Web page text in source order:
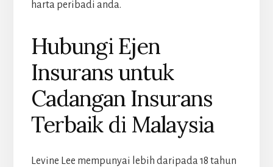
harta peribadi anda.
Hubungi Ejen
Insurans untuk
Cadangan Insurans
Terbaik di Malaysia
Levine Lee mempunyai lebih daripada 18 tahun